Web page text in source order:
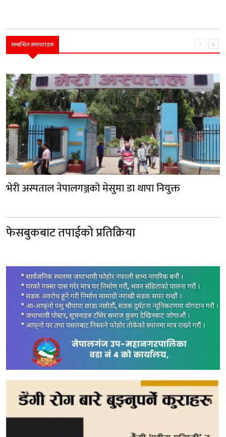
सम्बन्धित समाचारहरू
भेरी अस्पताल नेपालगञ्जको मेसुमा डा थापा नियुक्त
फेसबुकबाट तपाईको प्रतिक्रिया